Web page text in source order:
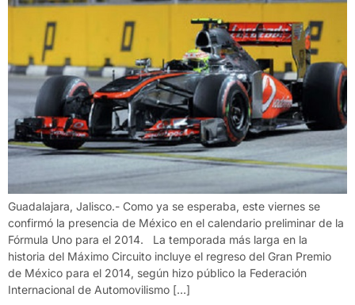
Guadalajara, Jalisco.- Como ya se esperaba, este viernes se
confirmó la presencia de México en el calendario preliminar de la
Fórmula Uno para el 2014. La temporada más larga en la
historia del Máximo Circuito incluye el regreso del Gran Premio
de México para el 2014, según hizo público la Federación
Internacional de Automovilismo […]